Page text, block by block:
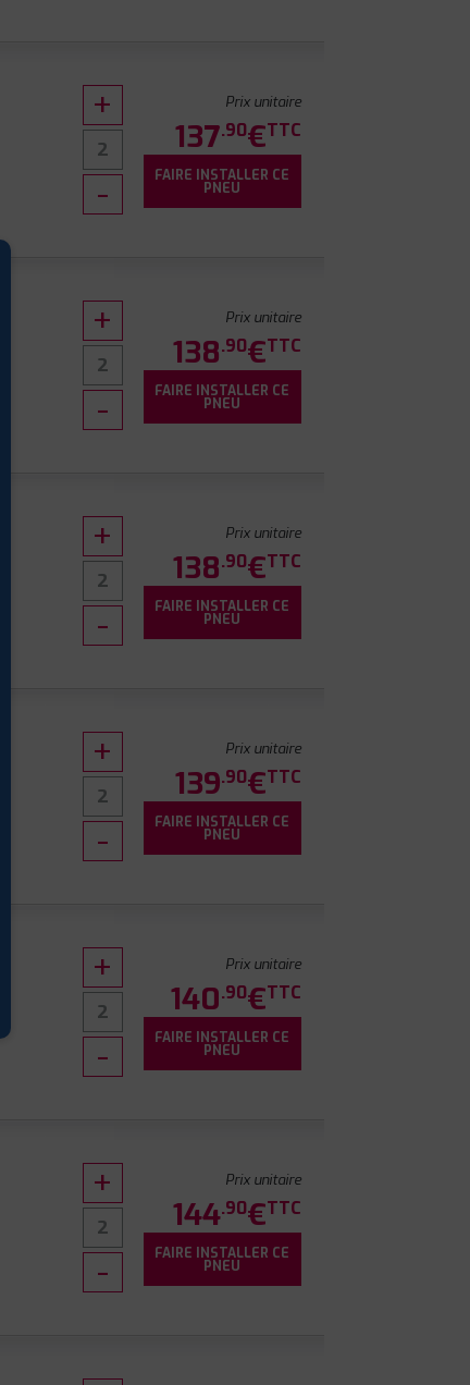
Prix unitaire
137.90€TTC
FAIRE INSTALLER CE
PNEU
Prix unitaire
138.90€TTC
FAIRE INSTALLER CE
PNEU
Prix unitaire
138.90€TTC
FAIRE INSTALLER CE
PNEU
Prix unitaire
139.90€TTC
FAIRE INSTALLER CE
PNEU
Prix unitaire
140.90€TTC
FAIRE INSTALLER CE
PNEU
Prix unitaire
144.90€TTC
FAIRE INSTALLER CE
PNEU